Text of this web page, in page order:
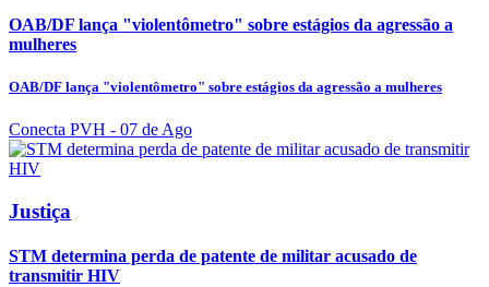
OAB/DF lança "violentômetro" sobre estágios da agressão a
mulheres
OAB/DF lança "violentômetro" sobre estágios da agressão a mulheres
Conecta PVH - 07 de Ago
Justiça
STM determina perda de patente de militar acusado de
transmitir HIV